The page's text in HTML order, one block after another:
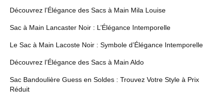
Découvrez l’Élégance des Sacs à Main Mila Louise
Sac à Main Lancaster Noir : L’Élégance Intemporelle
Le Sac à Main Lacoste Noir : Symbole d’Élégance Intemporelle
Découvrez l’Élégance des Sacs à Main Aldo
Sac Bandoulière Guess en Soldes : Trouvez Votre Style à Prix
Réduit